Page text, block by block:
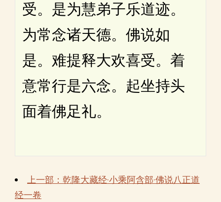
受。是为慧弟子乐道迹。
为常念诸天德。佛说如
是。难提释大欢喜受。着
意常行是六念。起坐持头
面着佛足礼。
上一部：乾隆大藏经·小乘阿含部·佛说八正道
经一卷